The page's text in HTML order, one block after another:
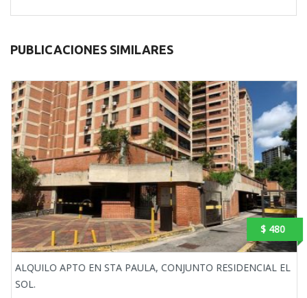
PUBLICACIONES SIMILARES
$ 480
ALQUILO APTO EN STA PAULA, CONJUNTO RESIDENCIAL EL
SOL.